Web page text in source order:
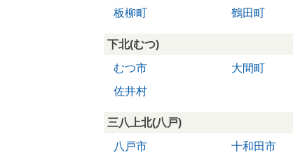
板柳町
鶴田町
下北(むつ)
むつ市
大間町
佐井村
三八上北(八戸)
八戸市
十和田市